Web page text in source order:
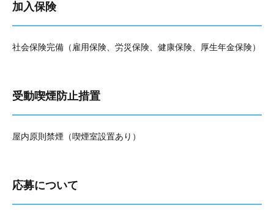
加入保険
社会保険完備（雇用保険、労災保険、健康保険、厚生年金保険）
受動喫煙防止措置
屋内原則禁煙（喫煙室設置あり）
応募について